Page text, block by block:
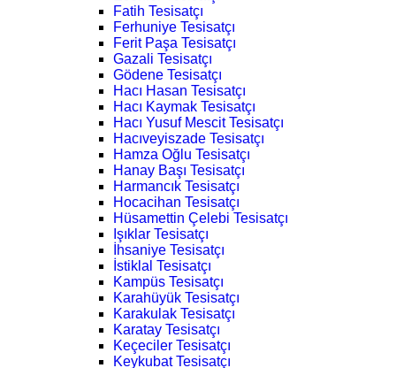
Fatih Tesisatçı
Ferhuniye Tesisatçı
Ferit Paşa Tesisatçı
Gazali Tesisatçı
Gödene Tesisatçı
Hacı Hasan Tesisatçı
Hacı Kaymak Tesisatçı
Hacı Yusuf Mescit Tesisatçı
Hacıveyiszade Tesisatçı
Hamza Oğlu Tesisatçı
Hanay Başı Tesisatçı
Harmancık Tesisatçı
Hocacihan Tesisatçı
Hüsamettin Çelebi Tesisatçı
Işıklar Tesisatçı
İhsaniye Tesisatçı
İstiklal Tesisatçı
Kampüs Tesisatçı
Karahüyük Tesisatçı
Karakulak Tesisatçı
Karatay Tesisatçı
Keçeciler Tesisatçı
Keykubat Tesisatçı